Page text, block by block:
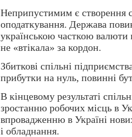
Неприпустимим є створення
оподаткування. Держава
українською часткою
не «втікала» за кордон.
Збиткові спільні
прибутки на нуль, повинні
В кінцевому результаті
зростанню робочих місць в
впровадженню в Україні
і обладнання.